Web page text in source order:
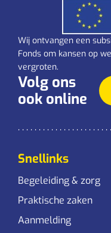
Wij ontvangen een
Fonds om kansen op
vergroten.
Volg ons
ook online
Snellinks
Begeleiding & zorg
Praktische zaken
Aanmelding